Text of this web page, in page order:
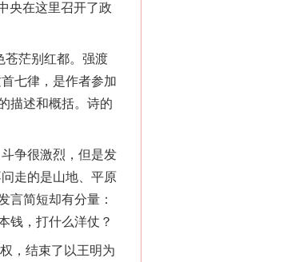
央在这里召开了政
茫别红都。强渡
七律，是作者参加
描述和概括。诗的
争很激烈，但是发
走的是山地、平原
言简短却有分量：
钱，打什么洋仗？
，结束了以王明为